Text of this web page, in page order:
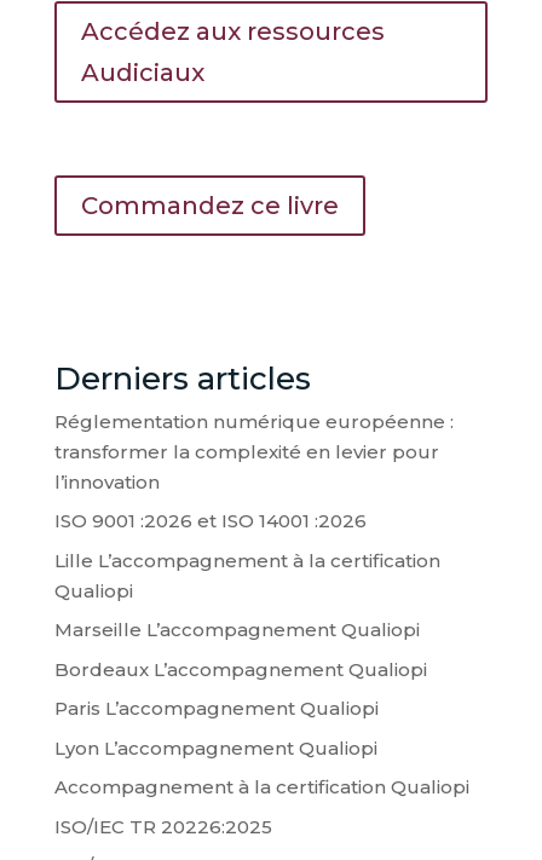
Accédez aux ressources
Audiciaux
Commandez ce livre
Derniers articles
Réglementation numérique européenne :
transformer la complexité en levier pour
l’innovation
ISO 9001 :2026 et ISO 14001 :2026
Lille L’accompagnement à la certification
Qualiopi
Marseille L’accompagnement Qualiopi
Bordeaux L’accompagnement Qualiopi
Paris L’accompagnement Qualiopi
Lyon L’accompagnement Qualiopi
Accompagnement à la certification Qualiopi
ISO/IEC TR 20226:2025